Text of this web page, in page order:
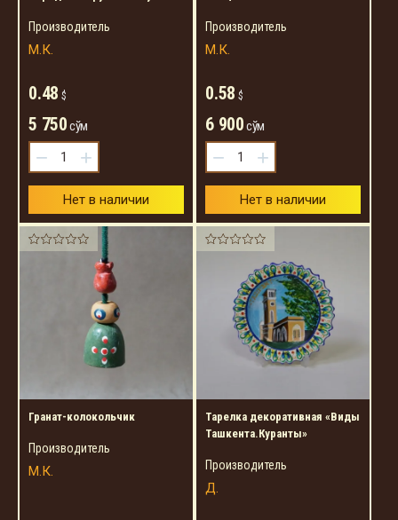
Производитель
М.К.
0.48 $
5 750сўм
− +
Нет в наличии
Производитель
М.К.
0.58 $
6 900сўм
− +
Нет в наличии
Гранат-колокольчик
Производитель
М.К.
Тарелка декоративная «Виды
Ташкента.Куранты»
Производитель
Д.